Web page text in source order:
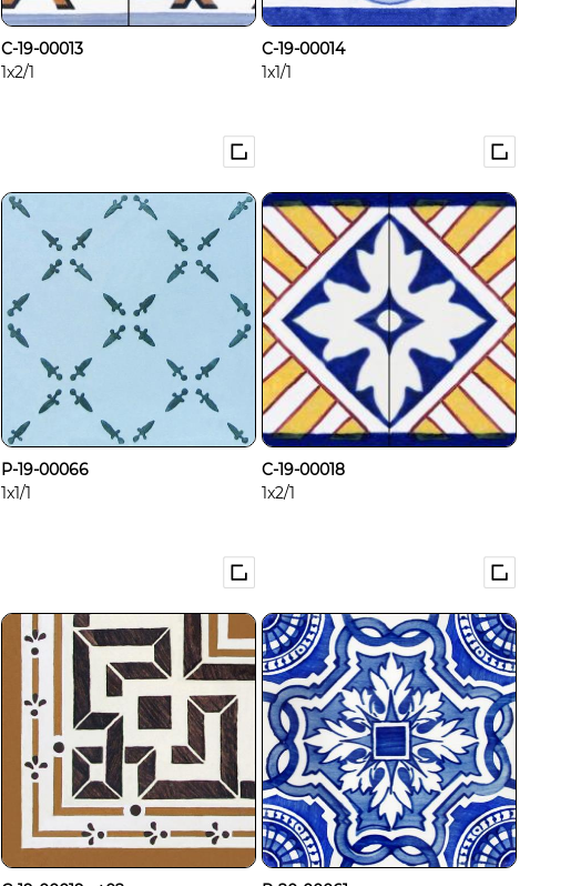
C-19-00013
1x2/1
C-19-00014
1x1/1
P-19-00066
1x1/1
C-19-00018
1x2/1